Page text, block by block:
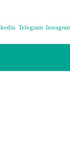
Telegram